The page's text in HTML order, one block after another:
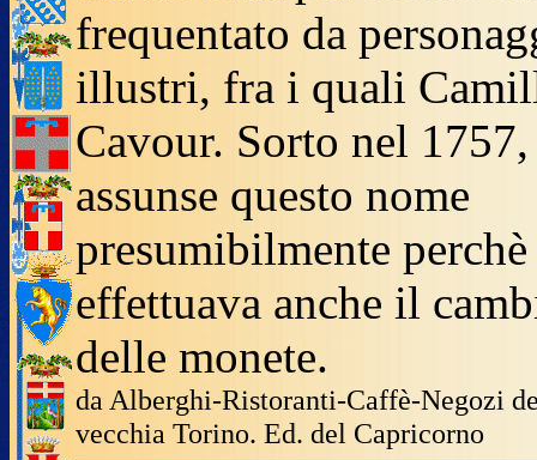
frequentato da
illustri, fra i quali
Cavour. Sorto nel 1757,
assunse questo nome
presumibilmente
effettuava anche il
delle monete.
da Alberghi-Ristoranti-Caffè-Negozi
vecchia Torino. Ed. del Capricorno